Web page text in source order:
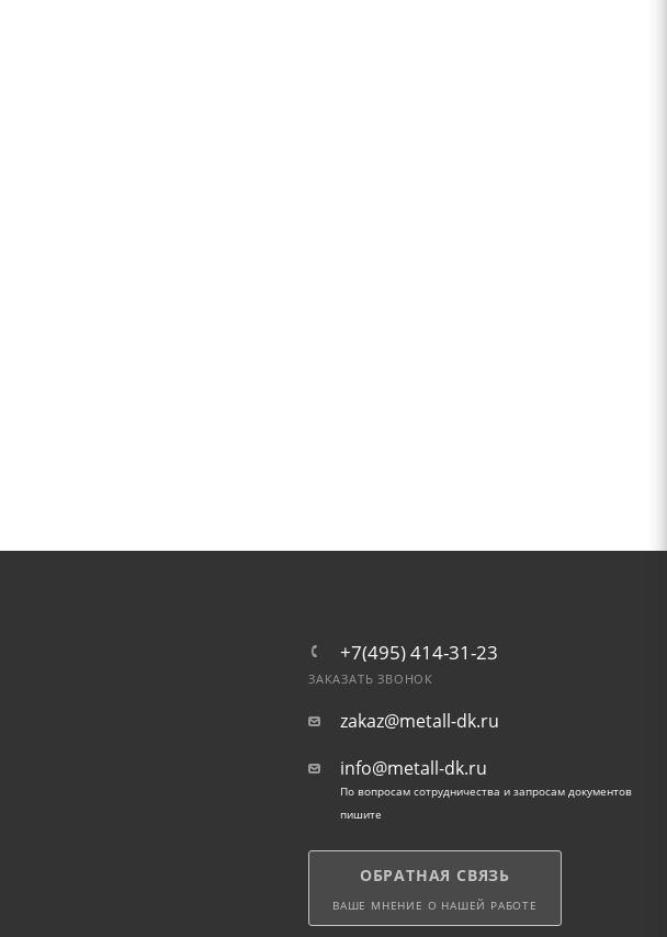
+7(495) 414-31-23
ЗАКАЗАТЬ ЗВОНОК
zakaz@metall-dk.ru
info@metall-dk.ru
По вопросам сотрудничества и запросам документов
пишите
ОБРАТНАЯ СВЯЗЬ
ВАШЕ МНЕНИЕ О НАШЕЙ РАБОТЕ